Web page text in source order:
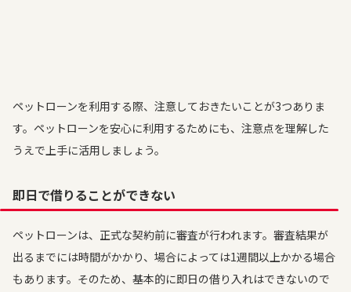
ペットローンを利用する際、注意しておきたいことが3つありま
す。ペットローンを安心に利用するためにも、注意点を理解した
うえで上手に活用しましょう。
即日で借りることができない
ペットローンは、正式な契約前に審査が行われます。審査結果が
出るまでには時間がかかり、場合によっては1週間以上かかる場合
もあります。そのため、基本的に即日の借り入れはできないので